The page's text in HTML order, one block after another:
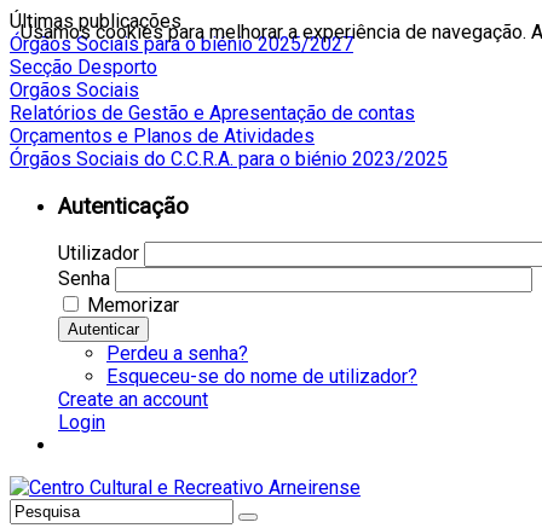
Últimas publicações
Órgãos Sociais para o biénio 2025/2027
Secção Desporto
Orgãos Sociais
Relatórios de Gestão e Apresentação de contas
Orçamentos e Planos de Atividades
Órgãos Sociais do C.C.R.A. para o biénio 2023/2025
Autenticação
Utilizador
Senha
Memorizar
Autenticar
Perdeu a senha?
Esqueceu-se do nome de utilizador?
Create an account
Login
Usamos cookies para melhorar a experiência de navegação.